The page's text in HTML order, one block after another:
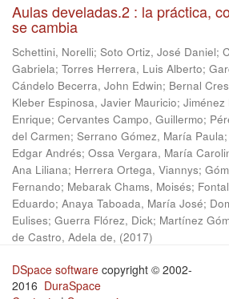
Aulas develadas.2 : la práctica,
se cambia
Schettini, Norelli; Soto Ortiz, José Daniel;
Gabriela; Torres Herrera, Luis Alberto;
Cándelo Becerra, John Edwin; Bernal
Kleber Espinosa, Javier Mauricio; Jiménez
Enrique; Cervantes Campo, Guillermo;
del Carmen; Serrano Gómez, María Paula;
Edgar Andrés; Ossa Vergara, María
Ana Liliana; Herrera Ortega, Viannys;
Fernando; Mebarak Chams, Moisés;
Eduardo; Anaya Taboada, María José;
Eulises; Guerra Flórez, Dick; Martínez
de Castro, Adela de, (2017)
DSpace software copyright © 2002-
2016 DuraSpace